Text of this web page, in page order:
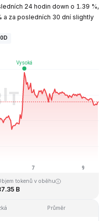
24 hodin down o 1.39 %,
a za posledních 30 dní slightly
GMT+0
tokenů v oběhu
B
Průměr